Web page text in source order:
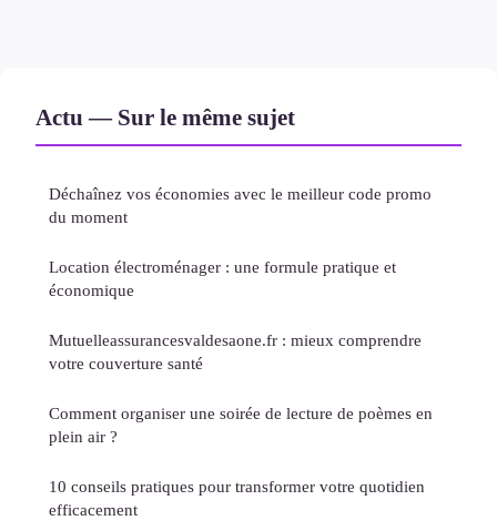
Actu — Sur le même sujet
Déchaînez vos économies avec le meilleur code promo
du moment
Location électroménager : une formule pratique et
économique
Mutuelleassurancesvaldesaone.fr : mieux comprendre
votre couverture santé
Comment organiser une soirée de lecture de poèmes en
plein air ?
10 conseils pratiques pour transformer votre quotidien
efficacement